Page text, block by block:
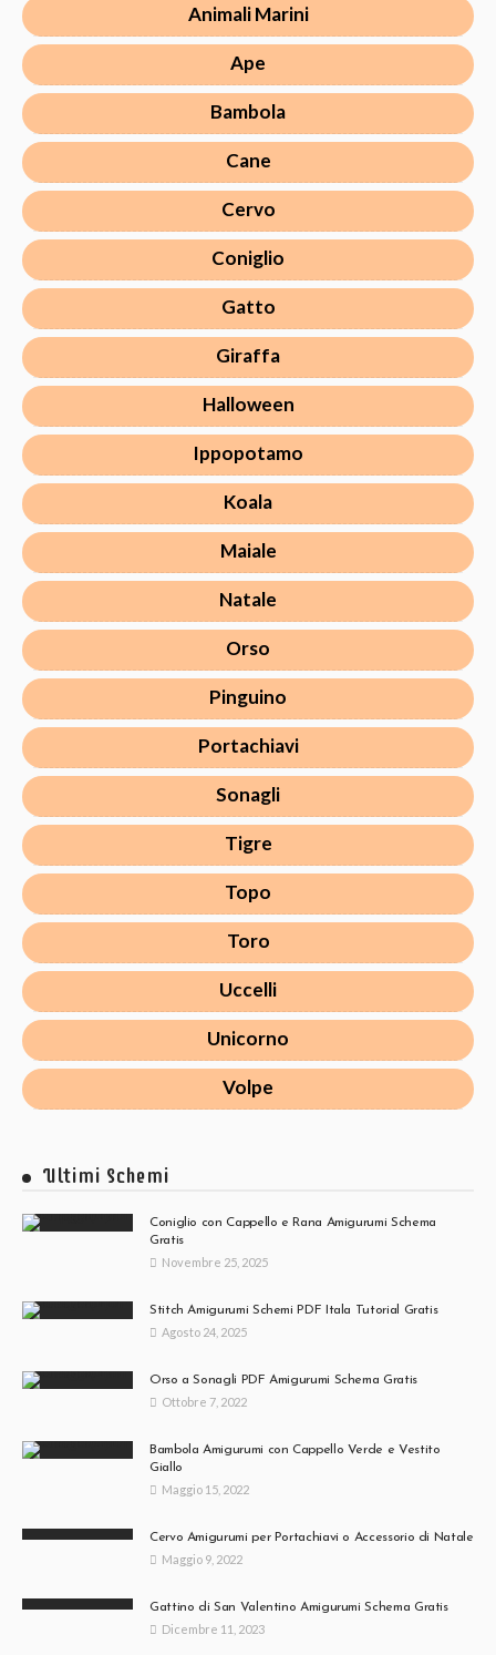
Animali Marini
Ape
Bambola
Cane
Cervo
Coniglio
Gatto
Giraffa
Halloween
Ippopotamo
Koala
Maiale
Natale
Orso
Pinguino
Portachiavi
Sonagli
Tigre
Topo
Toro
Uccelli
Unicorno
Volpe
Ultimi Schemi
Coniglio con Cappello e Rana Amigurumi Schema
Gratis
Novembre 25, 2025
Stitch Amigurumi Schemi PDF Itala Tutorial Gratis
Agosto 24, 2025
Orso a Sonagli PDF Amigurumi Schema Gratis
Ottobre 7, 2022
Bambola Amigurumi con Cappello Verde e Vestito
Giallo
Maggio 15, 2022
Cervo Amigurumi per Portachiavi o Accessorio di Natale
Maggio 9, 2022
Gattino di San Valentino Amigurumi Schema Gratis
Dicembre 11, 2023